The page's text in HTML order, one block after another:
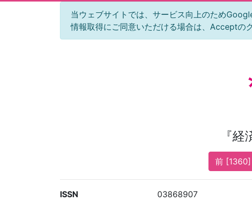
当ウェブサイトでは、サービス向上のため
情報取得にご同意いただける場合は、Acceptの
『
前 [1360]
ISSN
03868907